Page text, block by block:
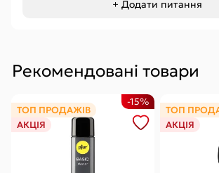
+ Додати питання
Рекомендовані товари
ТОП ПРОДАЖІВ
АКЦІЯ
-15%
ТОП
АКЦІЯ